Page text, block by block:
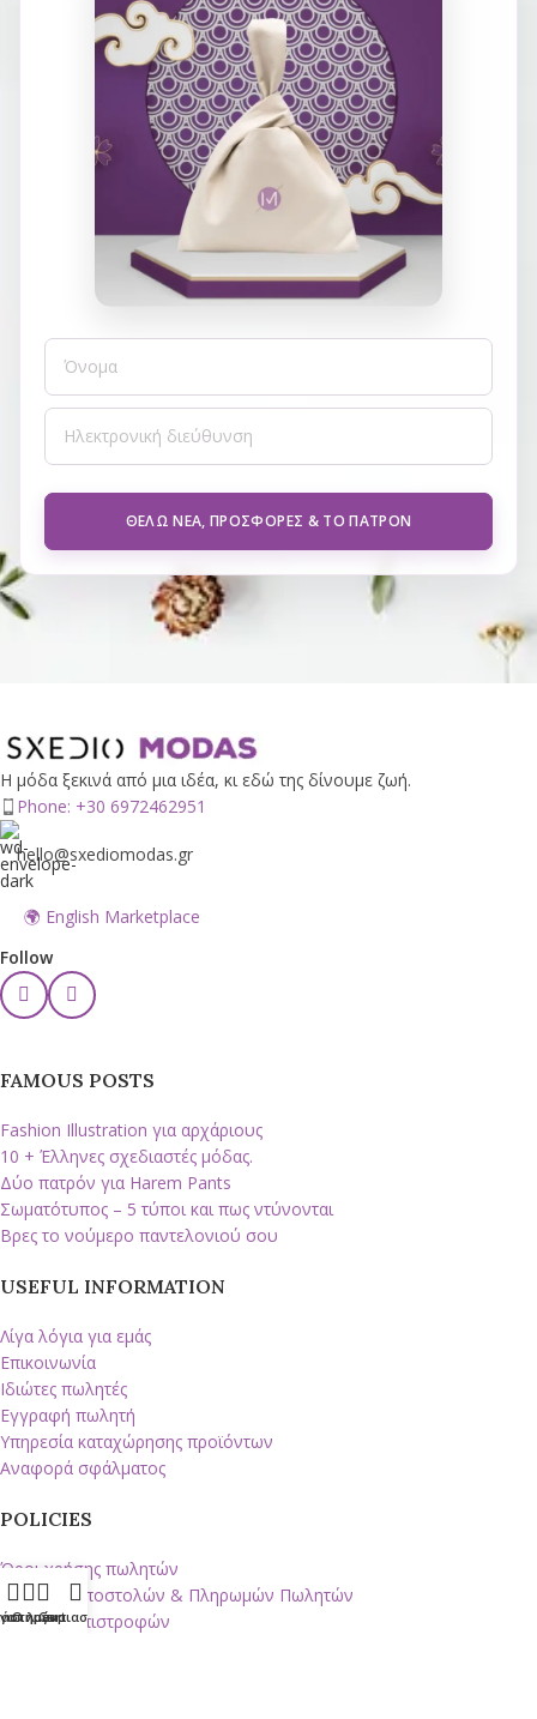
ΘΈΛΩ ΝΈΑ, ΠΡΟΣΦΟΡΈΣ & ΤΟ ΠΑΤΡΌΝ
Η μόδα ξεκινά από μια ιδέα, κι εδώ της δίνουμε ζωή.
Phone: +30 6972462951
hello@sxediomodas.gr
🌍 English Marketplace
Follow
FAMOUS POSTS
Fashion Illustration για αρχάριους
10 + Έλληνες σχεδιαστές μόδας.
Δύο πατρόν για Harem Pants
Σωματότυπος – 5 τύποι και πως ντύνονται
Βρες το νούμερο παντελονιού σου
USEFUL INFORMATION
Λίγα λόγια για εμάς
Επικοινωνία
Ιδιώτες πωλητές
Εγγραφή πωλητή
Υπηρεσία καταχώρησης προϊόντων
Αναφορά σφάλματος
POLICIES
Όροι χρήσης πωλητών
Πολιτική Αποστολών & Πληρωμών Πωλητών
Πολιτική επιστροφών
Cart
Ο λογαριασμός μου